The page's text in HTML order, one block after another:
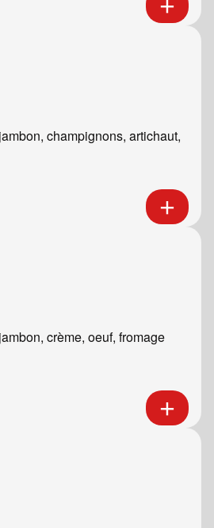
champignons, artichaut,
crème, oeuf, fromage